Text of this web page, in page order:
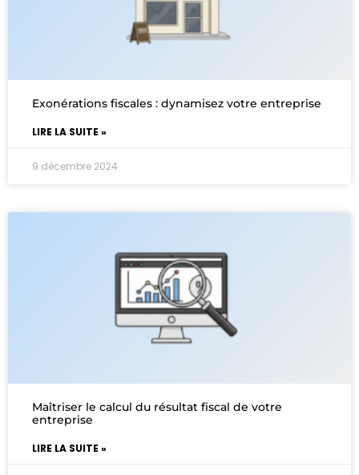
Exonérations fiscales : dynamisez votre entreprise
LIRE LA SUITE »
9 décembre 2024
Maîtriser le calcul du résultat fiscal de votre
entreprise
LIRE LA SUITE »